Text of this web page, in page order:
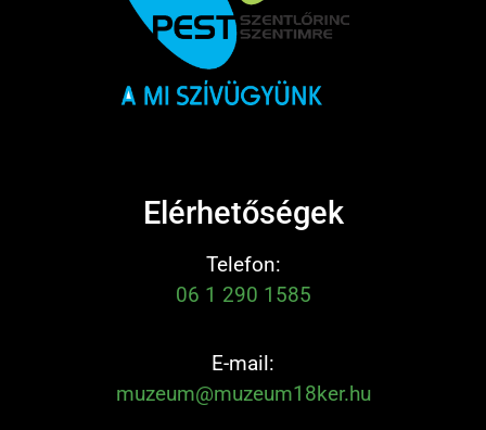
Elérhetőségek
Telefon:
06 1 290 1585
E-mail:
muzeum@muzeum18ker.hu